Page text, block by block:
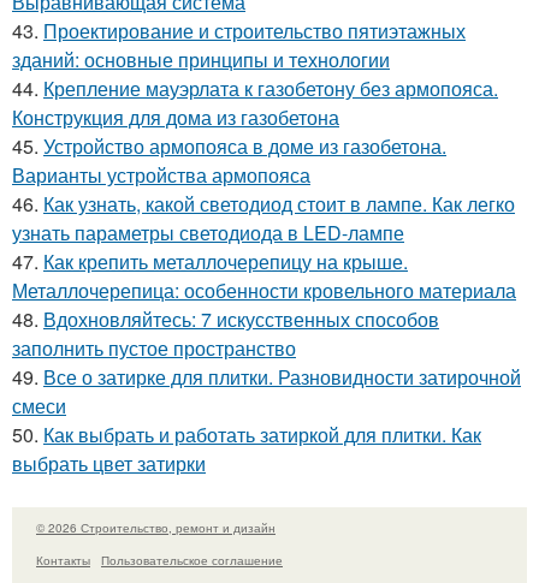
43. Проектирование и строительство пятиэтажных
зданий: основные принципы и технологии
44. Крепление мауэрлата к газобетону без армопояса.
Конструкция для дома из газобетона
45. Устройство армопояса в доме из газобетона.
Варианты устройства армопояса
46. Как узнать, какой светодиод стоит в лампе. Как легко
узнать параметры светодиода в LED-лампе
47. Как крепить металлочерепицу на крыше.
Металлочерепица: особенности кровельного материала
48. Вдохновляйтесь: 7 искусственных способов
заполнить пустое пространство
49. Все о затирке для плитки. Разновидности затирочной
смеси
50. Как выбрать и работать затиркой для плитки. Как
выбрать цвет затирки
© 2026 Строительство, ремонт и дизайн
Контакты
Пользовательское соглашение